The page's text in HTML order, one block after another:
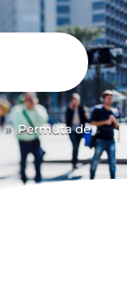
9 Permuta de